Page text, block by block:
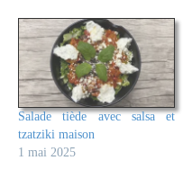
Salade tiède avec salsa et
tzatziki maison
1 mai 2025